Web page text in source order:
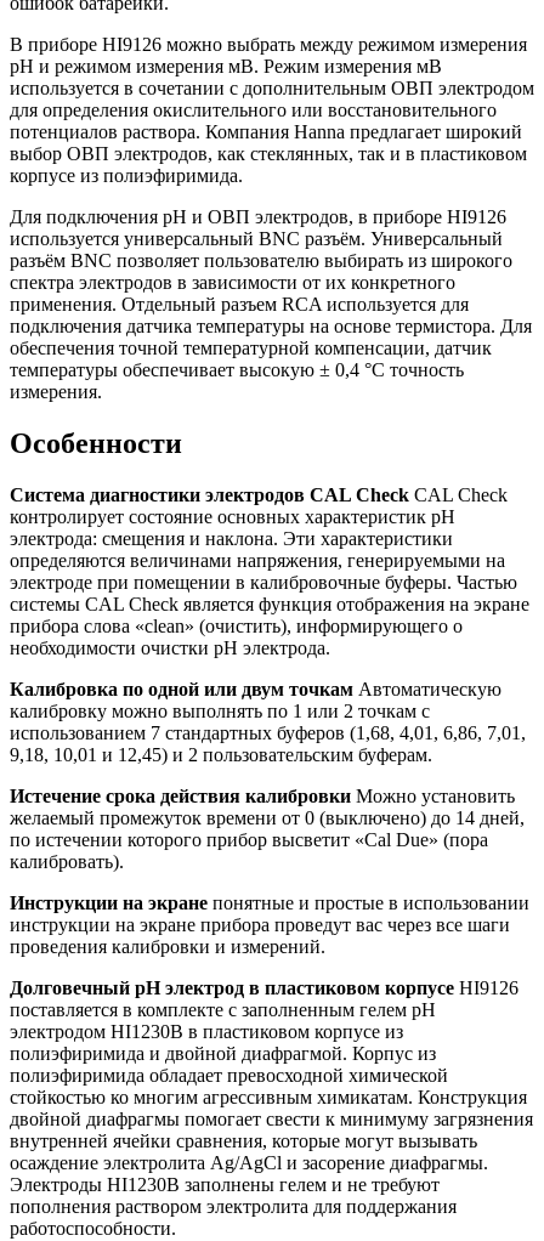
В приборе HI9126 можно выбрать между режимом измерения
рН и режимом измерения мВ. Режим измерения мВ
используется в сочетании с дополнительным ОВП электродом
для определения окислительного или восстановительного
потенциалов раствора. Компания Hanna предлагает широкий
выбор ОВП электродов, как стеклянных, так и в пластиковом
корпусе из полиэфиримида.
Для подключения рН и ОВП электродов, в приборе HI9126
используется универсальный BNC разъём. Универсальный
разъём BNC позволяет пользователю выбирать из широкого
спектра электродов в зависимости от их конкретного
применения. Отдельный разъем RCA используется для
подключения датчика температуры на основе термистора. Для
обеспечения точной температурной компенсации, датчик
температуры обеспечивает высокую ± 0,4 °C точность
измерения.
Особенности
Система диагностики электродов CAL Check CAL Check
контролирует состояние основных характеристик рН
электрода: смещения и наклона. Эти характеристики
определяются величинами напряжения, генерируемыми на
электроде при помещении в калибровочные буферы. Частью
системы CAL Check является функция отображения на экране
прибора слова «clean» (очистить), информирующего о
необходимости очистки рН электрода.
Калибровка по одной или двум точкам Автоматическую
калибровку можно выполнять по 1 или 2 точкам с
использованием 7 стандартных буферов (1,68, 4,01, 6,86, 7,01,
9,18, 10,01 и 12,45) и 2 пользовательским буферам.
Истечение срока действия калибровки Можно установить
желаемый промежуток времени от 0 (выключено) до 14 дней,
по истечении которого прибор высветит «Cal Due» (пора
калибровать).
Инструкции на экране понятные и простые в использовании
инструкции на экране прибора проведут вас через все шаги
проведения калибровки и измерений.
Долговечный pH электрод в пластиковом корпусе HI9126
поставляется в комплекте с заполненным гелем рН
электродом HI1230B в пластиковом корпусе из
полиэфиримида и двойной диафрагмой. Корпус из
полиэфиримида обладает превосходной химической
стойкостью ко многим агрессивным химикатам. Конструкция
двойной диафрагмы помогает свести к минимуму загрязнения
внутренней ячейки сравнения, которые могут вызывать
осаждение электролита Ag/AgCl и засорение диафрагмы.
Электроды HI1230B заполнены гелем и не требуют
пополнения раствором электролита для поддержания
работоспособности.